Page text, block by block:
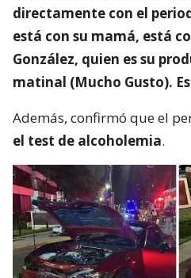
directamente con el
está con su mamá, está
González, quien es su
matinal (Mucho Gusto).
Además, confirmó que el
el test de alcoholemia.